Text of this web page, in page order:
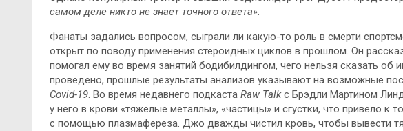
самом деле никто не знает точного ответа».
Фанаты задались вопросом, сыграли ли какую-то роль в смерти
открыт по поводу применения стероидных циклов в прошлом. Он
помогал ему во время занятий бодибилдингом, чего нельзя сказать об
проведено, прошлые результаты анализов указывают на возможные
Covid-19. Во время недавнего подкаста Raw Talkс Брэдли Мартином
у него в крови «тяжелые металлы», «частицы» и сгустки, что привело к
с помощью плазмафереза. Джо дважды чистил кровь, чтобы вывести